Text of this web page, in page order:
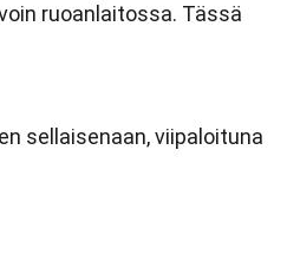
ruoanlaitossa. Tässä
sellaisenaan, viipaloituna